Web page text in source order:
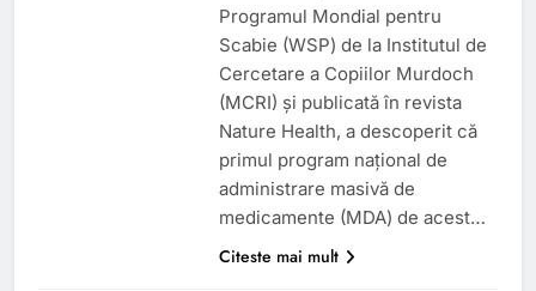
Programul Mondial pentru
Scabie (WSP) de la Institutul de
Cercetare a Copiilor Murdoch
(MCRI) și publicată în revista
Nature Health, a descoperit că
primul program național de
administrare masivă de
medicamente (MDA) de acest…
Citeste mai mult